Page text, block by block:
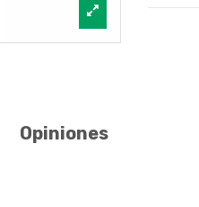
Opiniones